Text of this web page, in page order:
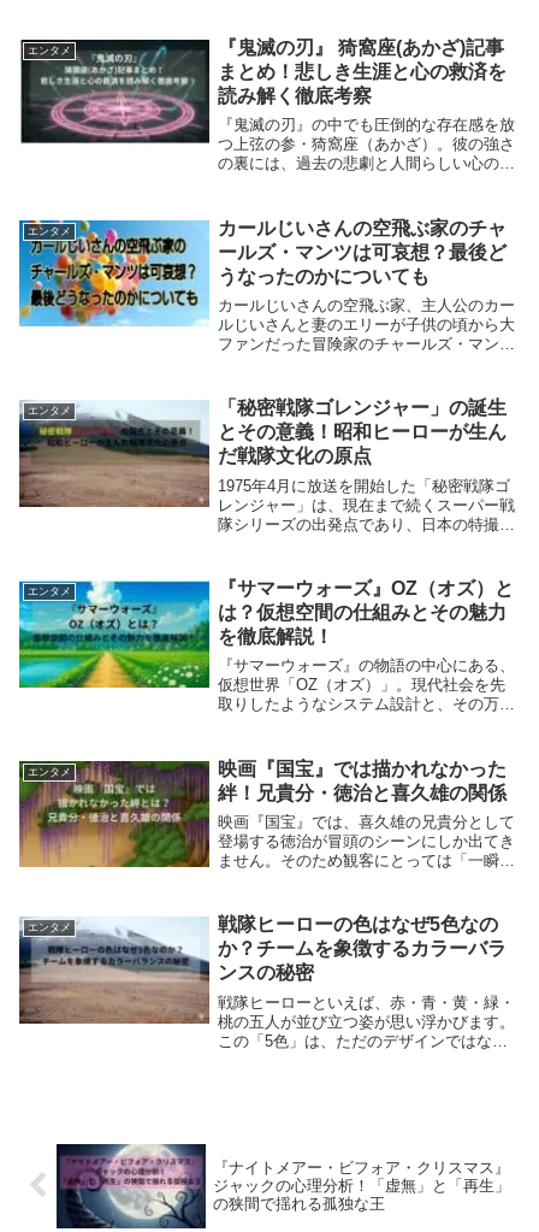
エンタメ
『鬼滅の刃』 猗窩座(あかざ)記事
まとめ！悲しき生涯と心の救済を
読み解く徹底考察
『鬼滅の刃』の中でも圧倒的な存在感を放
つ上弦の参・猗窩座（あかざ）。彼の強さ
の裏には、過去の悲劇と人間らしい心の葛
瞬間まで、物語に秘められた感情と意味を
丁寧に考察し...
エンタメ
カールじいさんの空飛ぶ家のチャ
ールズ・マンツは可哀想？最後ど
うなったのかについても
カールじいさんの空飛ぶ家、主人公のカー
ルじいさんと妻のエリーが子供の頃から大
ファンだった冒険家のチャールズ・マン
じいさんですが、思いがけない出来事に巻
き込まれてしま...
エンタメ
「秘密戦隊ゴレンジャー」の誕生
とその意義！昭和ヒーローが生ん
だ戦隊文化の原点
1975年4月に放送を開始した「秘密戦隊ゴ
レンジャー」は、現在まで続くスーパー戦
隊シリーズの出発点であり、日本の特撮文
ームスタイルは、当時としては画期的な試
みでした...
エンタメ
『サマーウォーズ』OZ（オズ）と
は？仮想空間の仕組みとその魅力
を徹底解説！
『サマーウォーズ』の物語の中心にある、
仮想世界「OZ（オズ）」。現代社会を先
取りしたようなシステム設計と、その万能
実社会への影響、そしてなぜ“世界を救う
鍵”となったの...
エンタメ
映画『国宝』では描かれなかった
絆！兄貴分・徳治と喜久雄の関係
映画『国宝』では、喜久雄の兄貴分として
登場する徳治が冒頭のシーンにしか出てき
ません。そのため観客にとっては「一瞬出
重要な存在として描かれています。徳治は
立花組の若衆...
エンタメ
戦隊ヒーローの色はなぜ5色なの
か？チームを象徴するカラーバラ
ンスの秘密
戦隊ヒーローといえば、赤・青・黄・緑・
桃の五人が並び立つ姿が思い浮かびます。
この「5色」は、ただのデザインではな
『ナイトメアー・ビフォア・クリスマス』
ジャックの心理分析！「虚無」と「再生」
の狭間で揺れる孤独な王